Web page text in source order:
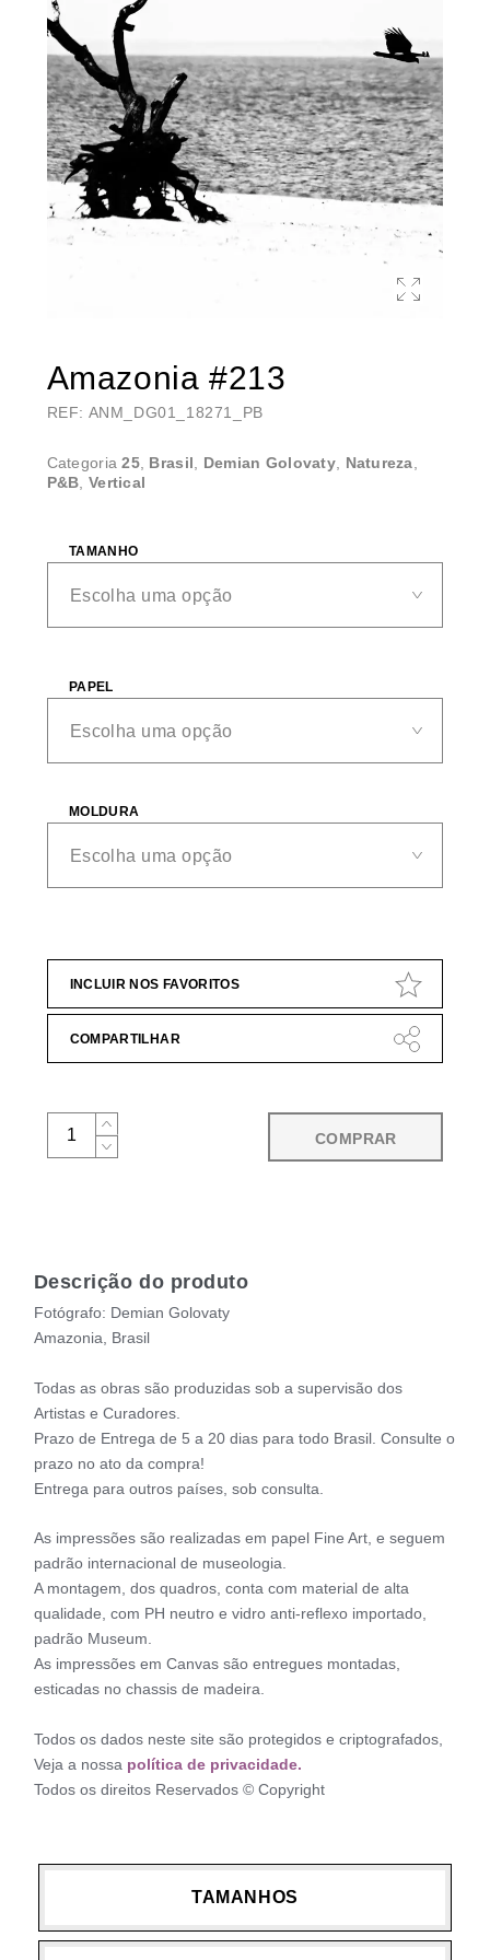
Amazonia #213
REF: ANM_DG01_18271_PB
Categoria25, Brasil, Demian Golovaty, Natureza,
P&B, Vertical
TAMANHO
PAPEL
MOLDURA
INCLUIR NOS FAVORITOS
COMPARTILHAR
COMPRAR
Descrição do produto
Fotógrafo: Demian Golovaty
Amazonia, Brasil
Todas as obras são produzidas sob a supervisão dos
Artistas e Curadores.
Prazo de Entrega de 5 a 20 dias para todo Brasil. Consulte o
prazo no ato da compra!
Entrega para outros países, sob consulta.
As impressões são realizadas em papel Fine Art, e seguem
padrão internacional de museologia.
A montagem, dos quadros, conta com material de alta
qualidade, com PH neutro e vidro anti-reflexo importado,
padrão Museum.
As impressões em Canvas são entregues montadas,
esticadas no chassis de madeira.
Todos os dados neste site são protegidos e criptografados,
Veja a nossa política de privacidade.
Todos os direitos Reservados © Copyright
TAMANHOS